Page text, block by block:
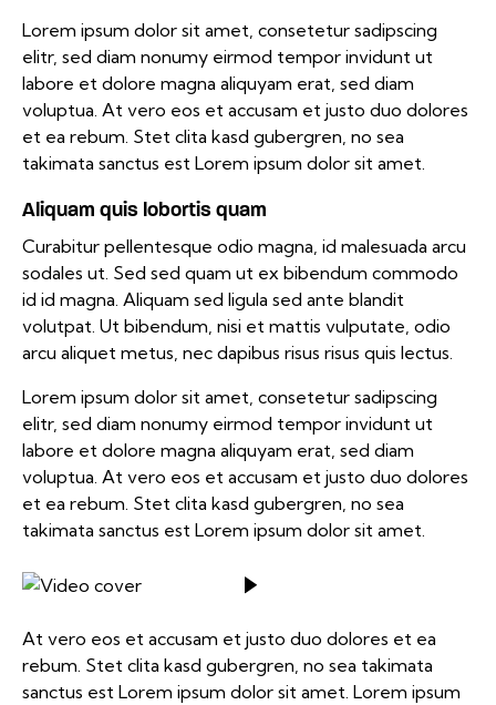
Lorem ipsum dolor sit amet, consetetur sadipscing
elitr, sed diam nonumy eirmod tempor invidunt ut
labore et dolore magna aliquyam erat, sed diam
voluptua. At vero eos et accusam et justo duo dolores
et ea rebum. Stet clita kasd gubergren, no sea
takimata sanctus est Lorem ipsum dolor sit amet.
Aliquam quis lobortis quam
Curabitur pellentesque odio magna, id malesuada arcu
sodales ut. Sed sed quam ut ex bibendum commodo
id id magna. Aliquam sed ligula sed ante blandit
volutpat. Ut bibendum, nisi et mattis vulputate, odio
arcu aliquet metus, nec dapibus risus risus quis lectus.
Lorem ipsum dolor sit amet, consetetur sadipscing
elitr, sed diam nonumy eirmod tempor invidunt ut
labore et dolore magna aliquyam erat, sed diam
voluptua. At vero eos et accusam et justo duo dolores
et ea rebum. Stet clita kasd gubergren, no sea
takimata sanctus est Lorem ipsum dolor sit amet.
At vero eos et accusam et justo duo dolores et ea
rebum. Stet clita kasd gubergren, no sea takimata
sanctus est Lorem ipsum dolor sit amet. Lorem ipsum